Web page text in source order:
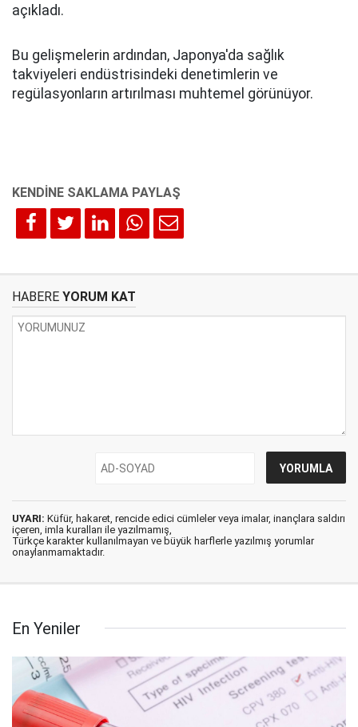
açıkladı.
Bu gelişmelerin ardından, Japonya'da sağlık
takviyeleri endüstrisindeki denetimlerin ve
regülasyonların artırılması muhtemel görünüyor.
HABERE YORUM KAT
UYARI: Küfür, hakaret, rencide edici cümleler veya imalar, inançlara saldırı
içeren, imla kuralları ile yazılmamış,
Türkçe karakter kullanılmayan ve büyük harflerle yazılmış yorumlar
onaylanmamaktadır.
En Yeniler